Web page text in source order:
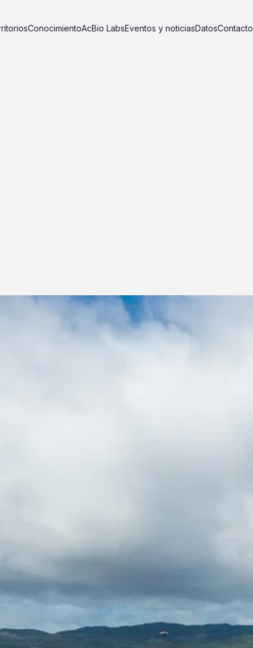
ConocimientoAcBio LabsEventos y noticiasDatosContacto